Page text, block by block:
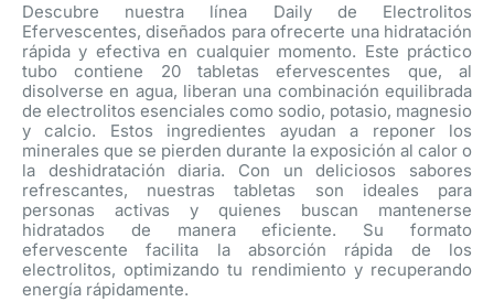
Descubre nuestra línea Daily de Electrolitos
Efervescentes, diseñados para ofrecerte una hidratación
rápida y efectiva en cualquier momento. Este práctico
tubo contiene 20 tabletas efervescentes que, al
disolverse en agua, liberan una combinación equilibrada
de electrolitos esenciales como sodio, potasio, magnesio
y calcio. Estos ingredientes ayudan a reponer los
minerales que se pierden durante la exposición al calor o
la deshidratación diaria. Con un deliciosos sabores
refrescantes, nuestras tabletas son ideales para
personas activas y quienes buscan mantenerse
hidratados de manera eficiente. Su formato
efervescente facilita la absorción rápida de los
electrolitos, optimizando tu rendimiento y recuperando
energía rápidamente.